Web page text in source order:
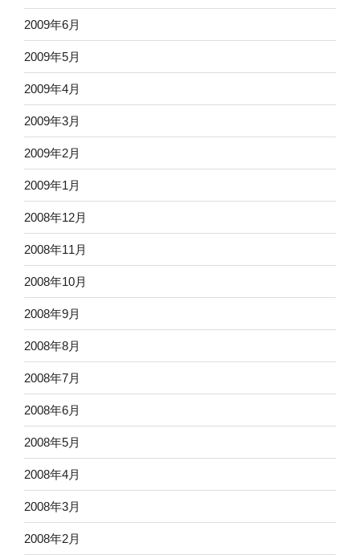
2009年6月
2009年5月
2009年4月
2009年3月
2009年2月
2009年1月
2008年12月
2008年11月
2008年10月
2008年9月
2008年8月
2008年7月
2008年6月
2008年5月
2008年4月
2008年3月
2008年2月